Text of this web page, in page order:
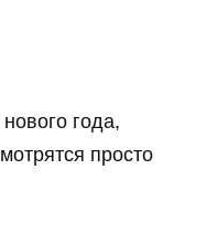
года,
просто